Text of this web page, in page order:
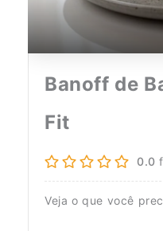
Banoff de
Fit
0.0
Veja o que você